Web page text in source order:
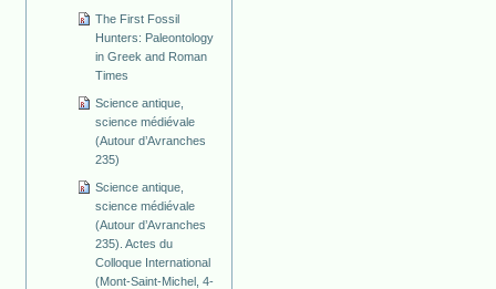
The First Fossil
Hunters: Paleontology
in Greek and Roman
Times
Science antique,
science médiévale
(Autour d’Avranches
235)
Science antique,
science médiévale
(Autour d’Avranches
235). Actes du
Colloque International
(Mont-Saint-Michel, 4-